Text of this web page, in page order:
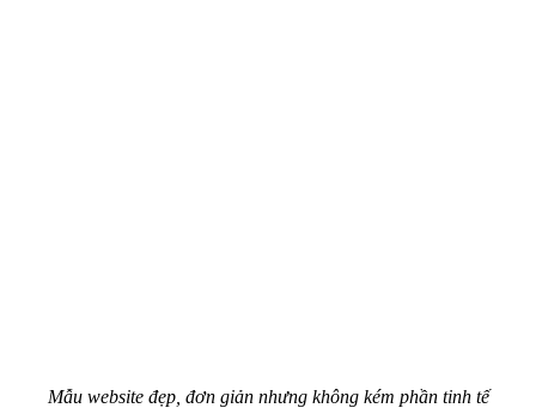
Mẫu website đẹp, đơn giản nhưng không kém phần tinh tế